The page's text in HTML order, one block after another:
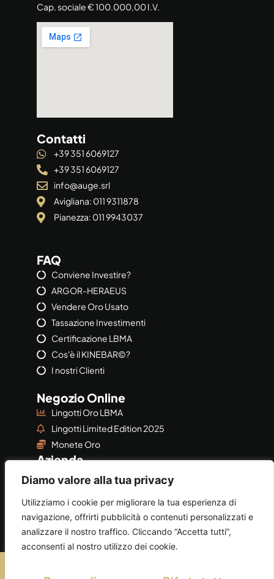
Diamo valore alla tua privacy
Utilizziamo i cookie per migliorare la tua esperienza di
navigazione, offrirti pubblicità o contenuti personalizzati e
analizzare il nostro traffico. Cliccando “Accetta tutti”,
acconsenti al nostro utilizzo dei cookie.
Cap. sociale € 100.000,00 I.V.
Contatti
+39 351 6069127
+39 351 6069127
info@auge.srl
Avigliana: 011 9311878
Pianezza: 011 9943037
FAQ
Conviene Investire?
ARGOR-HERAEUS
Vendere Oro Usato
Tassazione Investimenti
Certificazione LBMA
Cos'è il KINEBAR©?
I nostri Clienti
Negozio Online
Lingotti Oro LBMA
Lingotti Limited Edition 2025
Monete Oro
Azienda
Azienda